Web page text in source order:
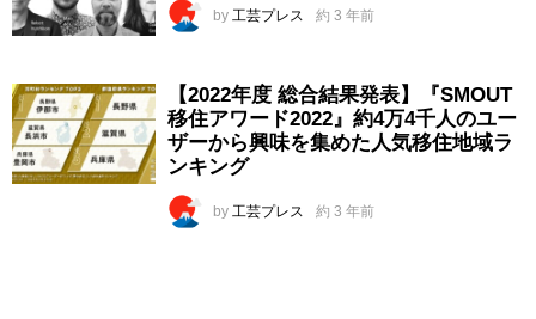
by 工芸プレス 約 3 年前
【2022年度 総合結果発表】『SMOUT
移住アワード2022』約4万4千人のユー
ザーから興味を集めた人気移住地域ラ
ンキング
by 工芸プレス 約 3 年前